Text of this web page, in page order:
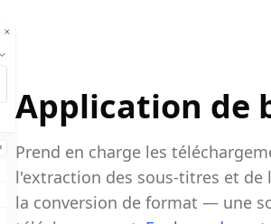
Application de
Prend en charge les
l'extraction des sous-titres et de
la conversion de format — une